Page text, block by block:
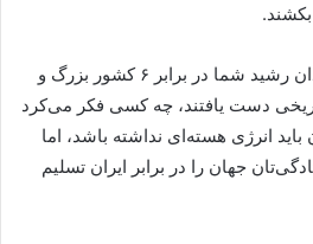
وی افزود: دیپلمات‌ها، فرزندان رشید شما در برابر ۶ کشور بزرگ و
دست یافتند، چه کسی فکر می‌کرد
انرژی هسته‌ای نداشته باشد، اما
جهان را در برابر ایران تسلیم